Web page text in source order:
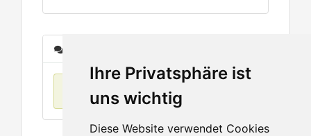
Ihre Privatsphäre ist
uns wichtig
Diese Website verwendet Cookies